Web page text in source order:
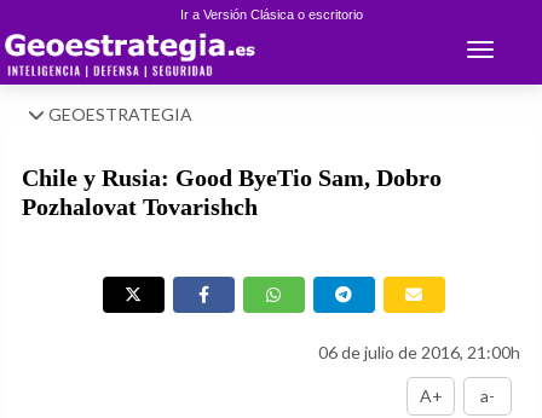
Ir a Versión Clásica o escritorio
Toggle
GEOESTRATEGIA
Chile y Rusia: Good ByeTio Sam, Dobro
Pozhalovat Tovarishch
06 de julio de 2016, 21:00h
A+ a-